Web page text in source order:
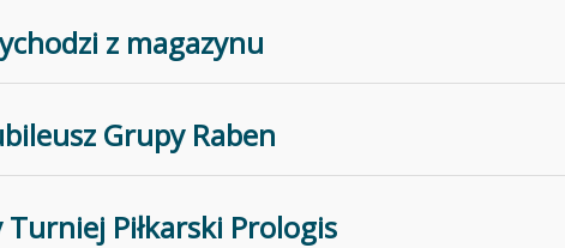
z magazynu
Grupy Raben
Piłkarski Prologis